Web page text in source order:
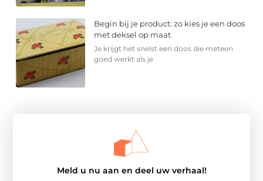
Begin bij je product: zo kies je een doos
met deksel op maat
Je krijgt het snelst een doos die meteen
goed werkt als je
Meld u nu aan en deel uw verhaal!